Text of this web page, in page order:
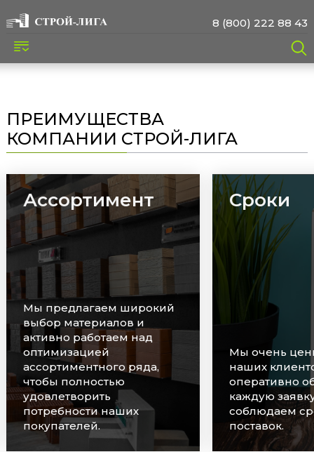
8 (800) 222 88 43
ПРЕИМУЩЕСТВА
КОМПАНИИ СТРОЙ-ЛИГА
Ассортимент
Мы предлагаем широкий
выбор материалов и
активно работаем над
оптимизацией
ассортиментного ряда,
чтобы полностью
удовлетворить
потребности наших
покупателей.
Сроки
Мы очень
наших
оперативно
каждую
соблюдаем
поставок.